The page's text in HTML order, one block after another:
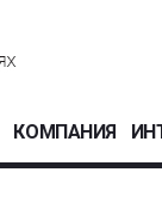
КОМПАНИЯ